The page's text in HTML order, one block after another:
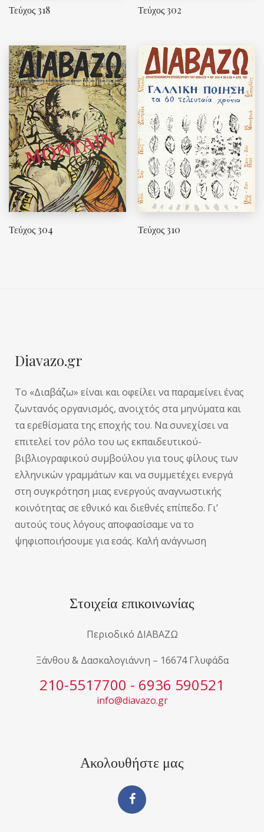
Τεύχος 318 Τεύχος 302
Τεύχος 304 Τεύχος 310
Diavazo.gr
Το «Διαβάζω» είναι και οφείλει να παραμείνει ένας
ζωντανός οργανισμός, ανοιχτός στα μηνύματα και
τα ερεθίσματα της εποχής του. Να συνεχίσει να
επιτελεί τον ρόλο του ως εκπαιδευτικού-
βιβλιογραφικού συμβούλου για τους φίλους των
ελληνικών γραμμάτων και να συμμετέχει ενεργά
στη συγκρότηση μιας ενεργούς αναγνωστικής
κοινότητας σε εθνικό και διεθνές επίπεδο. Γι’
αυτούς τους λόγους αποφασίσαμε να το
ψηφιοποιήσουμε για εσάς. Καλή ανάγνωση
Στοιχεία επικοινωνίας
Περιοδικό ΔΙΑΒΑΖΩ
Ξάνθου & Δασκαλογιάννη – 16674 Γλυφάδα
210-5517700 - 6936 590521
info@diavazo.gr
Ακολουθήστε μας